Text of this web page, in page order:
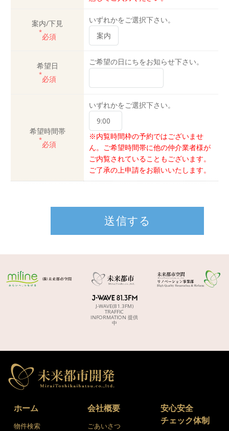
案内/下見
*
必須
いずれかをご選択下さい。
希望日
*
必須
ご希望の日にちをお知らせ下さい。
希望時間帯
*
必須
いずれかをご選択下さい。
※内覧時間枠の予約ではございませ
ん。ご希望時間帯に他の仲介業者様が
ご内覧されていることもございます。
ご了承の上申請をお願いいたします。
J-WAVE(81.3FM)
TRAFFIC
INFORMATION 提供
中
ホーム
物件検索
会社概要
ごあいさつ
安心安全
チェック体制